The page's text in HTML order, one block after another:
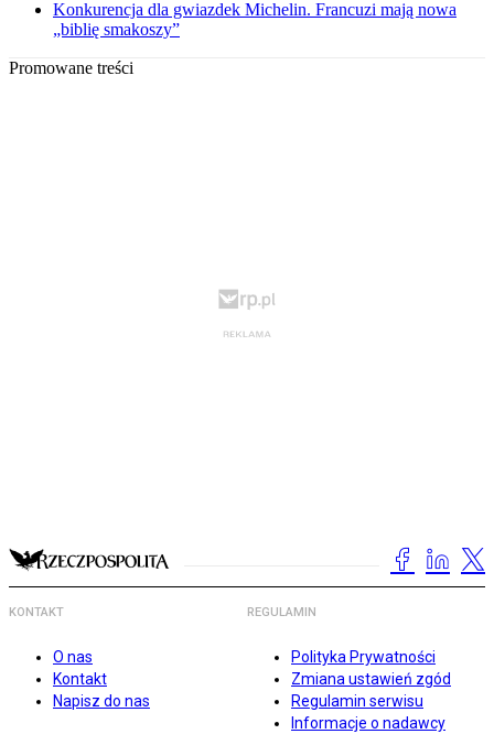
Konkurencja dla gwiazdek Michelin. Francuzi mają nowa
„biblię smakoszy”
Promowane treści
KONTAKT
O nas
Kontakt
Napisz do nas
REGULAMIN
Polityka Prywatności
Zmiana ustawień zgód
Regulamin serwisu
Informacje o nadawcy